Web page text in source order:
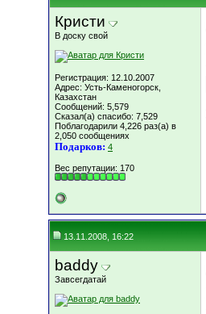
Кристи
В доску свой
Регистрация: 12.10.2007
Адрес: Усть-Каменогорск,
Казахстан
Сообщений: 5,579
Сказал(а) спасибо: 7,529
Поблагодарили 4,226 раз(а) в
2,050 сообщениях
Подарков: 4
Вес репутации: 170
13.11.2008, 16:22
baddy
Завсегдатай